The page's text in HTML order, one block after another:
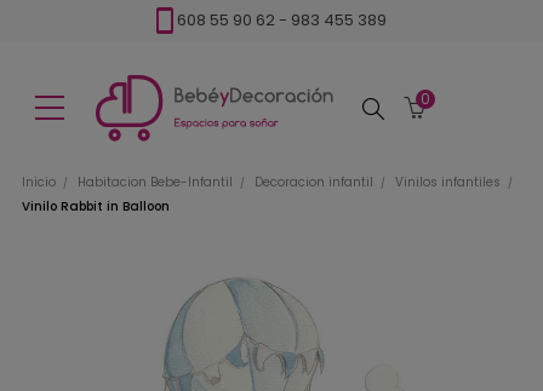
608 55 90 62 - 983 455 389
Buscar
0
Inicio Habitacion Bebe-Infantil Decoracion infantil
Vinilos infantiles
Vinilo Rabbit in Balloon